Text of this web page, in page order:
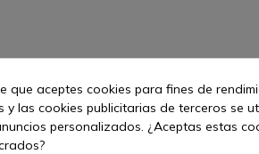
que aceptes cookies para fines de
y las cookies publicitarias de terceros se
personalizados. ¿Aceptas estas